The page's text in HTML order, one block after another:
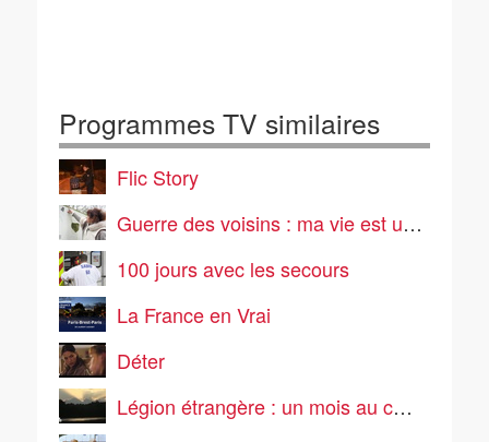
Programmes TV similaires
Flic Story
Guerre des voisins : ma vie est un enfer
100 jours avec les secours
La France en Vrai
Déter
Légion étrangère : un mois au cœur de l'enfer vert